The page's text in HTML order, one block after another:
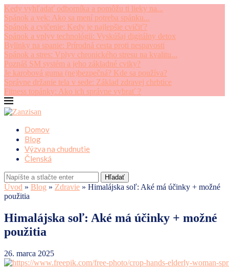
Kedy vyhľadať odborníka a pomôžu ti lieky na...
Spánok a vek: Ako sa mení potreba spánku...
Spánok a cvičenie: Kedy je najlepšie cvičiť?
Spánok a vplyv technológii: Vyskúšaj digitálny detox
Bylinky na spanie: Prírodná cesta proti nespavosti
Spánok a stres: Vplyv chronického stresu na kvalitu...
Poznáš SM systém a jeho základné cviky?
Je karobová guma (ne)bezpečná? Kde sa používa?
Správne držanie tela v sede: Základ zdravej chrbtice
Fitness topánky: Ako ich správne vybrať ?
Domov
Blog
Výzva na chudnutie
Členská
Hľadať
Úvod » Blog » Zdravie » Himalájska soľ: Aké má účinky + možné
použitia
Himalájska soľ: Aké má účinky + možné
použitia
26. marca 2025